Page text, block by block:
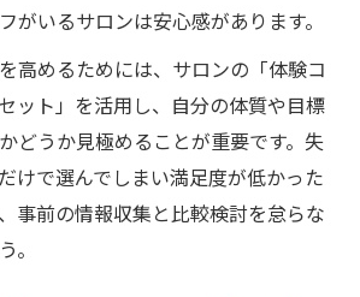
がいるサロンは安心感があります。
高めるためには、サロンの「体験コ
ット」を活用し、自分の体質や目標
どうか見極めることが重要です。失
けで選んでしまい満足度が低かった
事前の情報収集と比較検討を怠らな
。